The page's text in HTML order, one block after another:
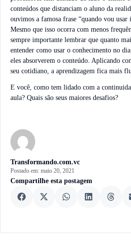
Transformando.com.vc
Postado em: maio 20, 2021
Compartilhe esta postagem
conteúdos que distanciam o aluno da
ouvimos a famosa frase “quando vou usar
Mesmo que isso ocorra com menos
sempre importante lembrar que quanto
entender como usar o conhecimento no
eles absorverem o conteúdo. Aplicando
seu cotidiano, a aprendizagem fica mais
E você, como tem lidado com a
aula? Quais são seus maiores desafios?